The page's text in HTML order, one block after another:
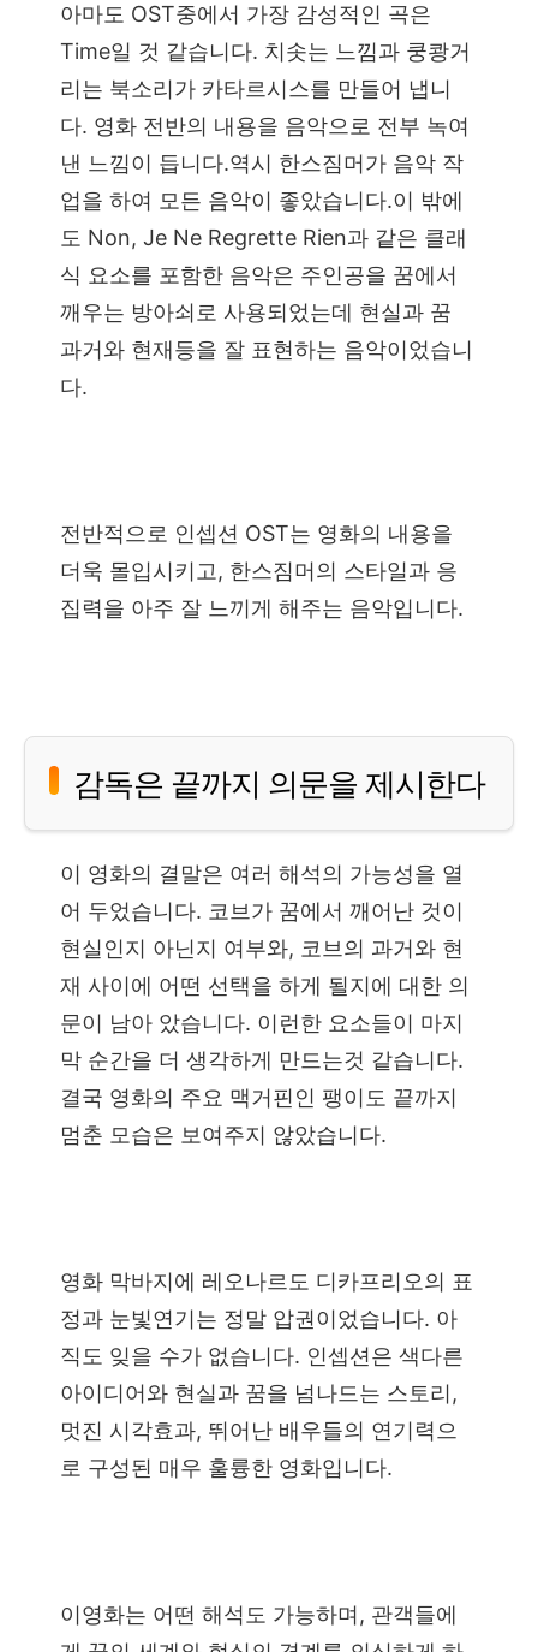
아마도 OST중에서 가장 감성적인 곡은
Time일 것 같습니다. 치솟는 느낌과 쿵쾅거
리는 북소리가 카타르시스를 만들어 냅니
다. 영화 전반의 내용을 음악으로 전부 녹여
낸 느낌이 듭니다.역시 한스짐머가 음악 작
업을 하여 모든 음악이 좋았습니다.이 밖에
도 Non, Je Ne Regrette Rien과 같은 클래
식 요소를 포함한 음악은 주인공을 꿈에서
깨우는 방아쇠로 사용되었는데 현실과 꿈
과거와 현재등을 잘 표현하는 음악이었습니
다.
전반적으로 인셉션 OST는 영화의 내용을
더욱 몰입시키고, 한스짐머의 스타일과 응
집력을 아주 잘 느끼게 해주는 음악입니다.
감독은 끝까지 의문을 제시한다
이 영화의 결말은 여러 해석의 가능성을 열
어 두었습니다. 코브가 꿈에서 깨어난 것이
현실인지 아닌지 여부와, 코브의 과거와 현
재 사이에 어떤 선택을 하게 될지에 대한 의
문이 남아 았습니다. 이런한 요소들이 마지
막 순간을 더 생각하게 만드는것 같습니다.
결국 영화의 주요 맥거핀인 팽이도 끝까지
멈춘 모습은 보여주지 않았습니다.
영화 막바지에 레오나르도 디카프리오의 표
정과 눈빛연기는 정말 압권이었습니다. 아
직도 잊을 수가 없습니다. 인셉션은 색다른
아이디어와 현실과 꿈을 넘나드는 스토리,
멋진 시각효과, 뛰어난 배우들의 연기력으
로 구성된 매우 훌륭한 영화입니다.
이영화는 어떤 해석도 가능하며, 관객들에